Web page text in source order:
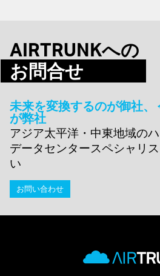
AIRTRUNKへの
お問合せ
未来を変換するのが御社、
が弊社
アジア太平洋・中東地域の
データセンタースペシャリ
い
お問い合わせ